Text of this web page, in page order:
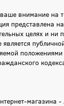
внимание на
представлена
целях и ни
является
положениями
магазина